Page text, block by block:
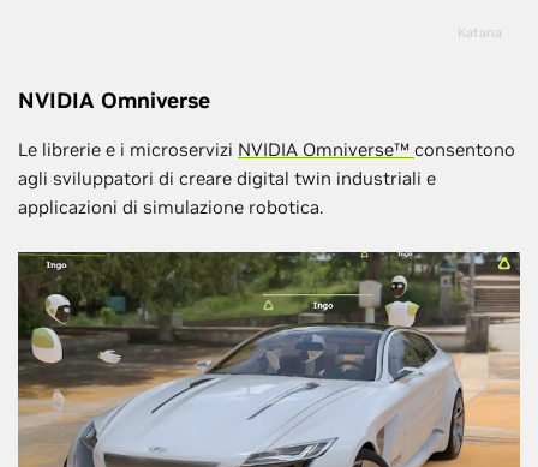
Katana
NVIDIA Omniverse
Le librerie e i microservizi NVIDIA Omniverse™ consentono
agli sviluppatori di creare digital twin industriali e
applicazioni di simulazione robotica.